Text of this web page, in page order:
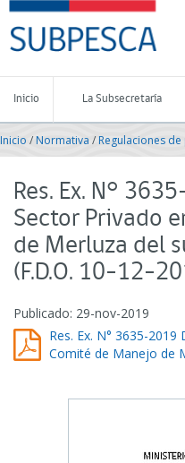
-
Subsecretaría
de
Pesca
Acuicultura
-
de
Chile
Inicio La Subsecretaría
Inicio /Normativa / Regulaciones
Res. Ex. N°
Sector Privado
de Merluza del
(F.D.O. 10-12-
Publicado: 29-nov-2019
Res. Ex. N° 3635-
Comité de Manejo de